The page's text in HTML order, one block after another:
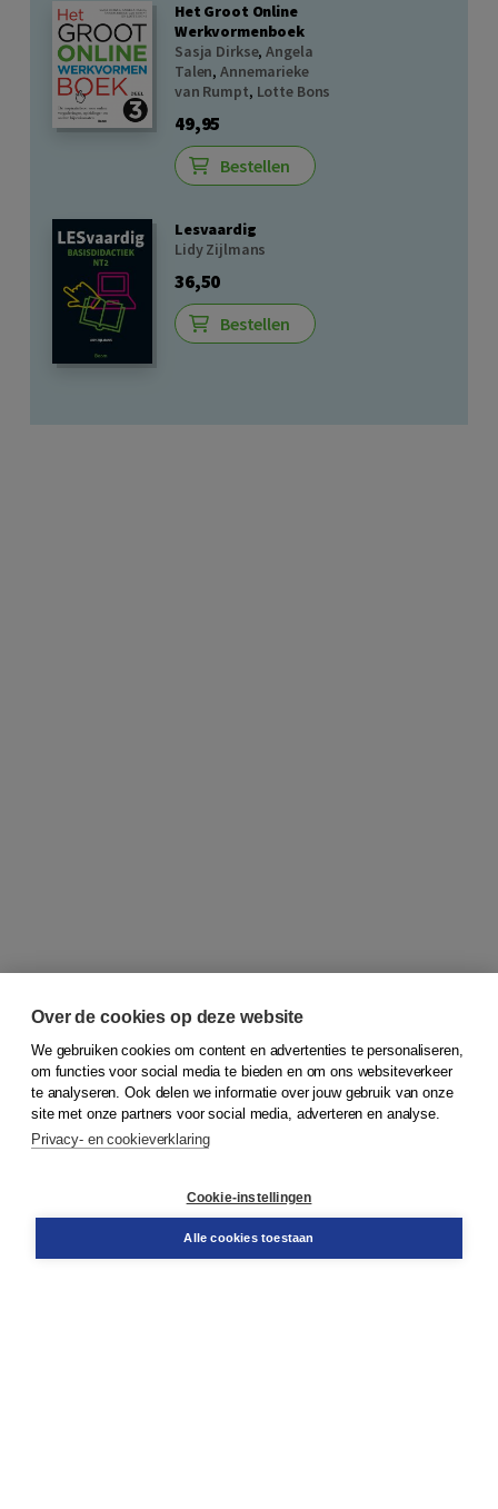
Het Groot Online
Werkvormenboek
Sasja Dirkse,Angela
Talen,Annemarieke
van Rumpt, Lotte Bons
49,95
Bestellen
Lesvaardig
Lidy Zijlmans
36,50
Bestellen
© 2026Koninklijke Boom uitgevers
Bestellen
Over de cookies op deze website
We gebruiken cookies om content en advertenties te personaliseren,
om functies voor social media te bieden en om ons websiteverkeer
te analyseren. Ook delen we informatie over jouw gebruik van onze
site met onze partners voor social media, adverteren en analyse.
Privacy- en cookieverklaring
Cookie-instellingen
Alle cookies toestaan